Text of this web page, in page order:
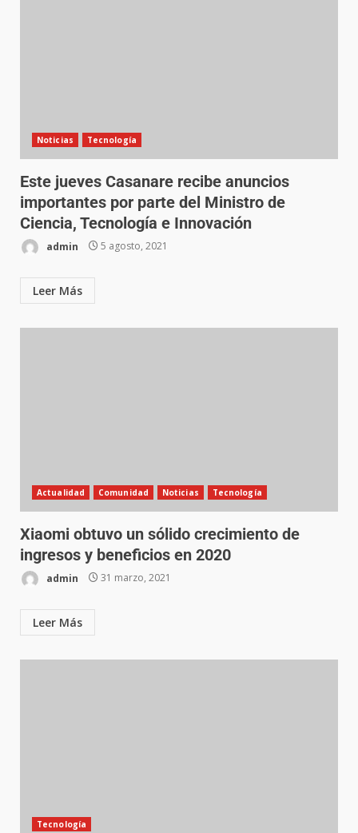
Noticias Tecnología
Este jueves Casanare recibe anuncios
importantes por parte del Ministro de
Ciencia, Tecnología e Innovación
admin 5 agosto, 2021
Leer Más
Actualidad Comunidad Noticias Tecnología
Xiaomi obtuvo un sólido crecimiento de
ingresos y beneficios en 2020
admin 31 marzo, 2021
Leer Más
Tecnología